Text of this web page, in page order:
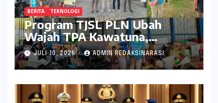
BERITA TEKNOLOGI
Program TJSL PLN Ubah
Wajah TPA Kawatuna,
Sampah Kini Bernilai Ekonomi
dan Lingkungan
JULI 10, 2026 ADMIN REDAKSINARASI